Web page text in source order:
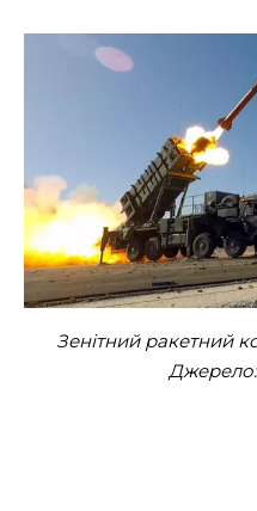
Зенітний ракетний